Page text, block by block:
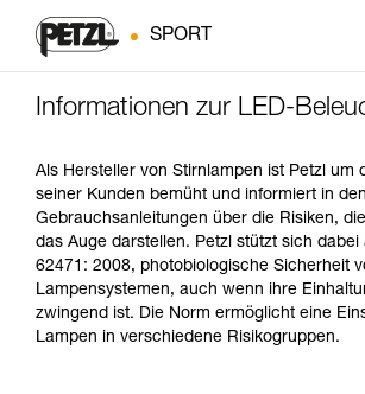
SPORT
Informationen zur LED-
Als Hersteller von Stirnlampen ist Petzl um
seiner Kunden bemüht und informiert in den
Gebrauchsanleitungen über die Risiken,
das Auge darstellen. Petzl stützt sich dabei
62471: 2008, photobiologische Sicherheit
Lampensystemen, auch wenn ihre
zwingend ist. Die Norm ermöglicht eine
Lampen in verschiedene Risikogruppen.